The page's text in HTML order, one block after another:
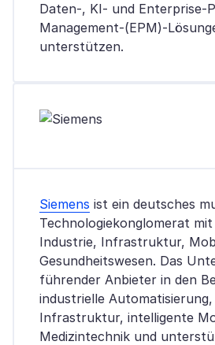
Daten-, KI- und Enterprise-
Management-(EPM)-
unterstützen.
Siemens ist ein deutsches
Technologiekonglomerat
Industrie, Infrastruktur,
Gesundheitswesen. Das
führender Anbieter in den
industrielle Automatisierung,
Infrastruktur, intelligente
Medizintechnik und